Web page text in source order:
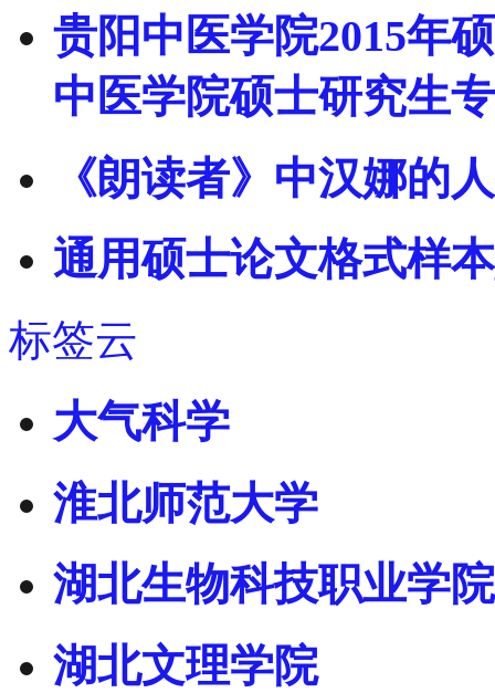
贵阳中医学院2015年
中医学院硕士研究生
《朗读者》中汉娜
通用硕士论文格式样
标签云
大气科学
淮北师范大学
湖北生物科技职业学院
湖北文理学院